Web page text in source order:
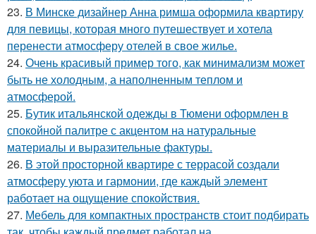
23. В Минске дизайнер Анна римша оформила квартиру
для певицы, которая много путешествует и хотела
перенести атмосферу отелей в свое жилье.
24. Очень красивый пример того, как минимализм может
быть не холодным, а наполненным теплом и
атмосферой.
25. Бутик итальянской одежды в Тюмени оформлен в
спокойной палитре с акцентом на натуральные
материалы и выразительные фактуры.
26. В этой просторной квартире с террасой создали
атмосферу уюта и гармонии, где каждый элемент
работает на ощущение спокойствия.
27. Мебель для компактных пространств стоит подбирать